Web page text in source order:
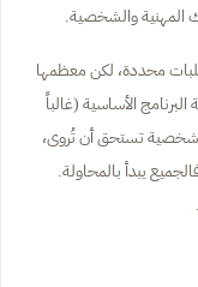
المهنية والشخصية.
محددة، لكن معظمها
الأساسية (غالباً
شخصية تستحق أن تُروى،
يبدأ بالمحاولة.